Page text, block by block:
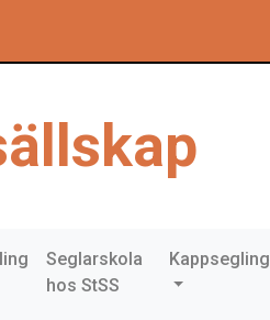
Seglarskola
hos StSS
Kappsegling